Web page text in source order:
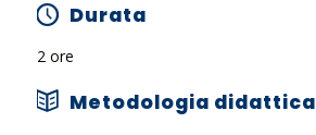
Durata
2 ore
Metodologia didattica